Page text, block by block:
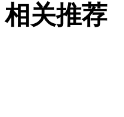
相关推荐